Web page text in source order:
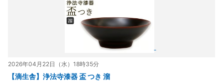
2026年04月22日（水）18時35分
【滴生舎】浄法寺漆器 盃 つき 溜